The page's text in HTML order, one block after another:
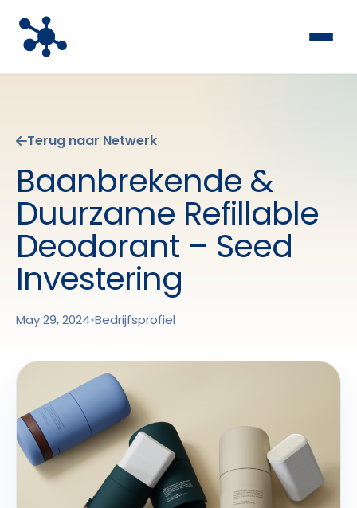
Terug naar Netwerk
Baanbrekende &
Duurzame Refillable
Deodorant – Seed
Investering
May 29, 2024•Bedrijfsprofiel